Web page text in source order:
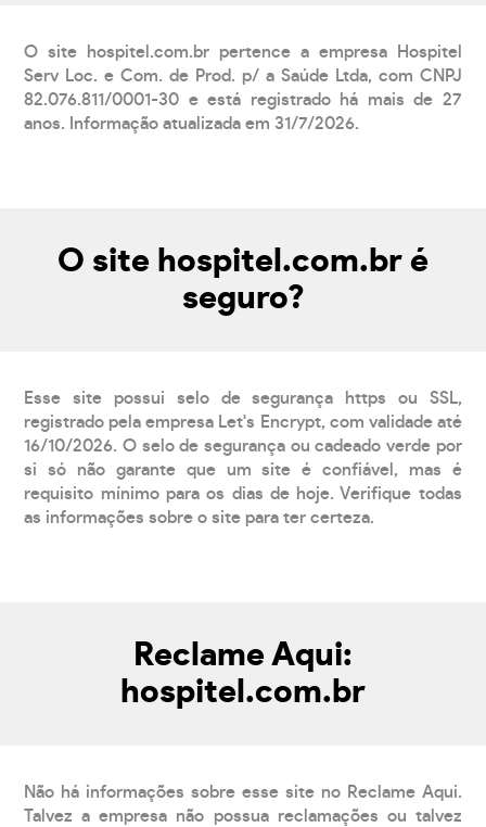
O site hospitel.com.br pertence a empresa Hospitel
Serv Loc. e Com. de Prod. p/ a Saúde Ltda, com CNPJ
82.076.811/0001-30 e está registrado há mais de 27
anos. Informação atualizada em 31/7/2026.
O site hospitel.com.br é
seguro?
Esse site possui selo de segurança https ou SSL,
registrado pela empresa Let's Encrypt, com validade até
16/10/2026. O selo de segurança ou cadeado verde por
si só não garante que um site é confiável, mas é
requisito mínimo para os dias de hoje. Verifique todas
as informações sobre o site para ter certeza.
Reclame Aqui:
hospitel.com.br
Não há informações sobre esse site no Reclame Aqui.
Talvez a empresa não possua reclamações ou talvez